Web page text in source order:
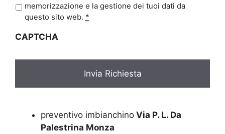
r
a
y
memorizzazione e la gestione dei tuoi dati da
questo sito web. *
CAPTCHA
preventivo imbianchino Via P. L. Da
Palestrina Monza